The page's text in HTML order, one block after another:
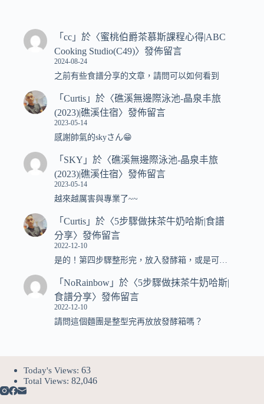
「 cc 」於〈蜜桃伯爵茶慕斯課程心得|ABC
Cooking Studio(C49)〉發佈留言
2024-08-24
之前有些食譜分享的文章，請問可以如何看到
「 Curtis 」於〈礁溪無邊際泳池-晶泉丰旅
(2023)|礁溪住宿〉發佈留言
2023-05-14
感謝帥氣的skyさん😁
「 SKY 」於〈礁溪無邊際泳池-晶泉丰旅
(2023)|礁溪住宿〉發佈留言
2023-05-14
越來越厲害與專業了~~
「 Curtis 」於〈5步驟做抹茶牛奶哈斯|食譜
分享〉發佈留言
2022-12-10
是的！第四步驟整形完，放入發酵箱，或是可…
「 NoRainbow 」於〈5步驟做抹茶牛奶哈斯|
食譜分享〉發佈留言
2022-12-10
請問這個麵團是整型完再放放發酵箱嗎？
Today's Views: 63
Total Views: 82,046